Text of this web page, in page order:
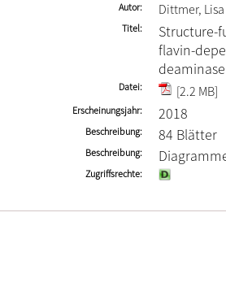
Autor Dittmer, Lisa
Titel
Structure-
flavin-
deaminase
Datei [2.2 MB]
Erscheinungsjahr 2018
Beschreibung 84 Blätter
Beschreibung
Zugriffsrechte